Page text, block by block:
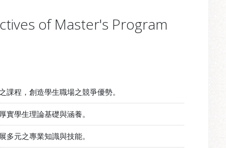
of Master's Program
課程，創造學生職場之競爭優勢。
實學生理論基礎與涵養。
多元之專業知識與技能。